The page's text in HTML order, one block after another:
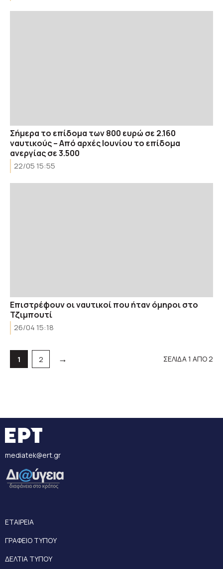
Σήμερα το επίδομα των 800 ευρώ σε 2.160
ναυτικούς – Από αρχές Ιουνίου το επίδομα
ανεργίας σε 3.500
22/05 15:55
Επιστρέφουν οι ναυτικοί που ήταν όμηροι στο
Τζιμπουτί
26/04 15:18
Σελίδα
1 Σελίδα
2 → ΣΕΛΙΔΑ 1 ΑΠΟ 2
mediatek@ert.gr
ΕΤΑΙΡΕΙΑ
ΓΡΑΦΕΙΟ ΤΥΠΟΥ
ΔΕΛΤΙΑ ΤΥΠΟΥ